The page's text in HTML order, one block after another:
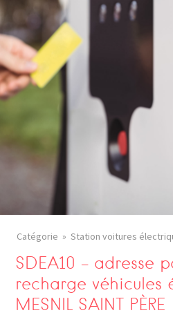
Catégorie Station voitures
SDEA10 – adresse
recharge véhicules
MESNIL SAINT PÈRE